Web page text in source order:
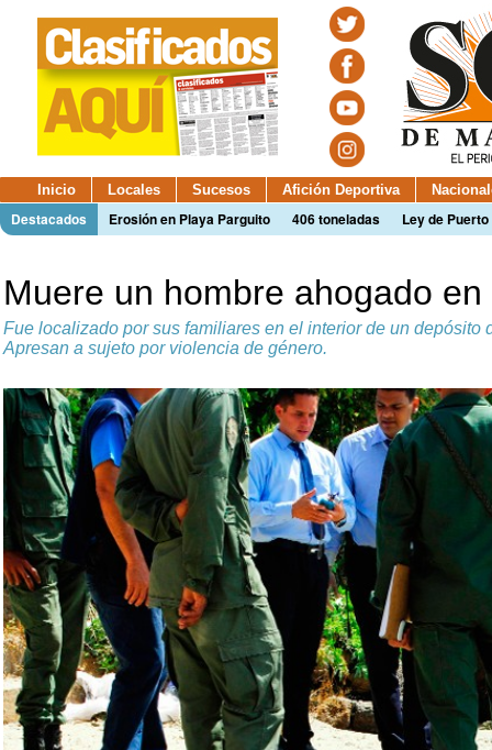
Inicio Locales Sucesos Afición Deportiva
Destacados Erosión en Playa Parguito 406 toneladas Ley de
Muere un hombre ahogado
Fue localizado por sus familiares en el interior de un depósito
Apresan a sujeto por violencia de género.